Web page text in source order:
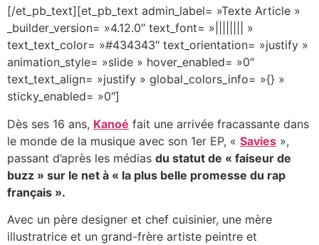
[/et_pb_text][et_pb_text admin_label= »Texte Article »
_builder_version= »4.12.0″ text_font= »|||||||| »
text_text_color= »#434343″ text_orientation= »justify »
animation_style= »slide » hover_enabled= »0″
text_text_align= »justify » global_colors_info= »{} »
sticky_enabled= »0″]
Dès ses 16 ans, Kanoé fait une arrivée fracassante dans
le monde de la musique avec son 1er EP, « Savies »,
passant d’après les médias du statut de « faiseur de
buzz » sur le net à « la plus belle promesse du rap
français ».
Avec un père designer et chef cuisinier, une mère
illustratrice et un grand-frère artiste peintre et